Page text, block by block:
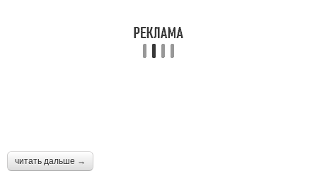
читать дальше →